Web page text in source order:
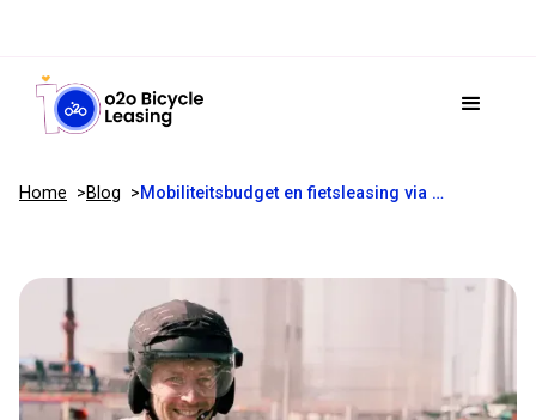
Home Blog Mobiliteitsbudget en fietsleasing via flexibele verloning combineren: zo pak je het slim aan